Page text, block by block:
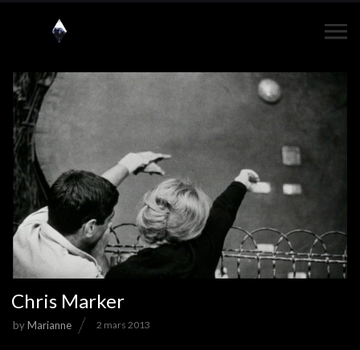
Chris Marker
byMarianne 2 mars 2013